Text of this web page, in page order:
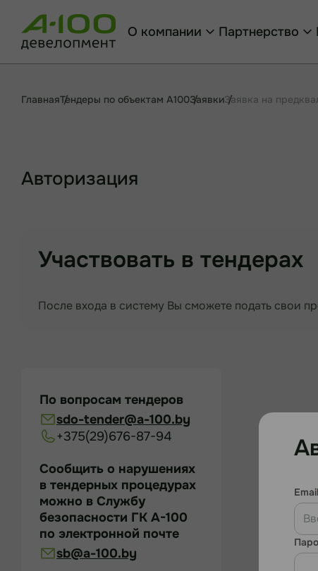
О компании Партнерство
ГлавнаяТендеры по объектам А100ЗаявкиЗаявка на
Авторизация
Участвовать в тендерах
После входа в систему Вы сможете подать свои
По вопросам тендеров
sdo-tender@a-100.by
+375(29)676-87-94
Сообщить о нарушениях
в тендерных процедурах
можно в Службу
безопасности ГК А-100
по электронной почте
sb@a-100.by
Email